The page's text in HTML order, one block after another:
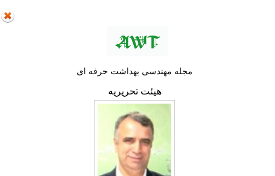
مجله مهندسی بهداشت حرفه ای
هیئت تحریریه